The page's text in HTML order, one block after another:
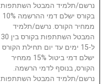
נרשם/תלמיד המבטל השתתפות
בקורס ישלם דמי ההרשמה 10%
ממחיר הקורס. נרשם/תלמיד
המבטל השתתפות בקורס בין 30
ל-15 ימים עד יום תחילת הקורס
ישלם דמי ביטול 15% ממחיר
הקורס, בנוסף לדמי הרשמה.
נרשם/תלמיד המבטל השתתפות